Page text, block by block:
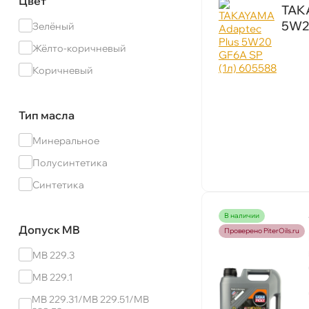
CHERY
Castrol
Chevron
GAC
GM
HAVAL
Зелёный
Жёлто-коричневый
Коричневый
Тип масла
Минеральное
Полусинтетика
Синтетика
Допуск MB
MB 229.3
MB 229.1
MB 229.31/MB 229.51/MB
наличии
Проверено PiterOils.ru